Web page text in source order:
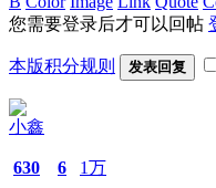
您需要登录后才可以回帖
本版积分规则 发表回复
小鑫
630 6 1万